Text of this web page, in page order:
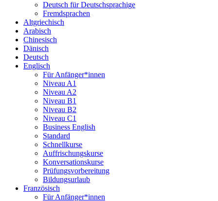
Deutsch für Deutschsprachige
Fremdsprachen
Altgriechisch
Arabisch
Chinesisch
Dänisch
Deutsch
Englisch
Für Anfänger*innen
Niveau A1
Niveau A2
Niveau B1
Niveau B2
Niveau C1
Business English
Standard
Schnellkurse
Auffrischungskurse
Konversationskurse
Prüfungsvorbereitung
Bildungsurlaub
Französisch
Für Anfänger*innen